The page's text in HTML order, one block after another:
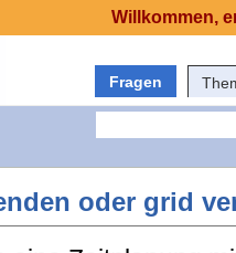
Fragen
oder grid
Willkommen,